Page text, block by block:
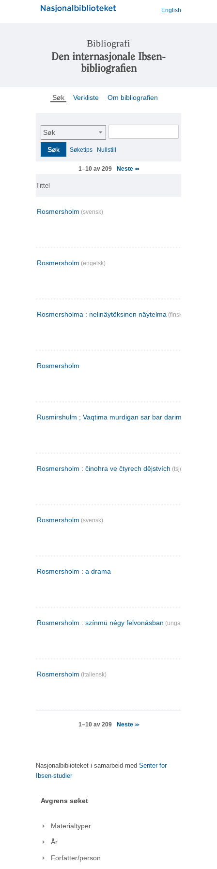
English
Bibliografi
Den internasjonale Ibsen-
bibliografien
Søk Verkliste Om bibliografien
Søk
Søk Søketips Nullstill
1–10 av 209 Neste >>
Tittel
Rosmersholm (svensk)
Rosmersholm (engelsk)
Rosmersholma : nelinäytöksinen näytelma (finsk)
Rosmersholm
Rusmirshulm ; Vaqtima murdigan sar bar darim
Rosmersholm : činohra ve čtyrech dějstvích (tsjekkisk)
Rosmersholm (svensk)
Rosmersholm : a drama
Rosmersholm : színmü négy felvonásban (ungarsk)
Rosmersholm (italiensk)
1–10 av 209 Neste >>
Nasjonalbiblioteket i samarbeid med Senter for
Ibsen-studier
Avgrens søket
Materialtyper
År
Forfatter/person